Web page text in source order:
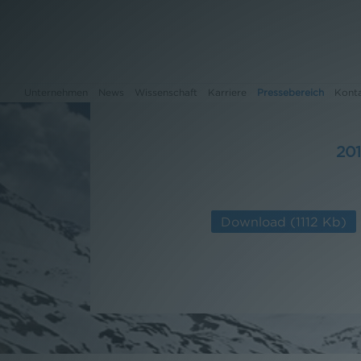
Wissenschaft Karriere Pressebereich
Wissenschaft
Pressebereich
Kontakt
Download (1112 Kb)